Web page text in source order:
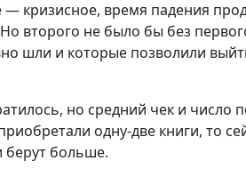
— кризисное, время падения
второго не было бы без
шли и которые позволили
но средний чек и число
одну-две книги, то
берут больше.